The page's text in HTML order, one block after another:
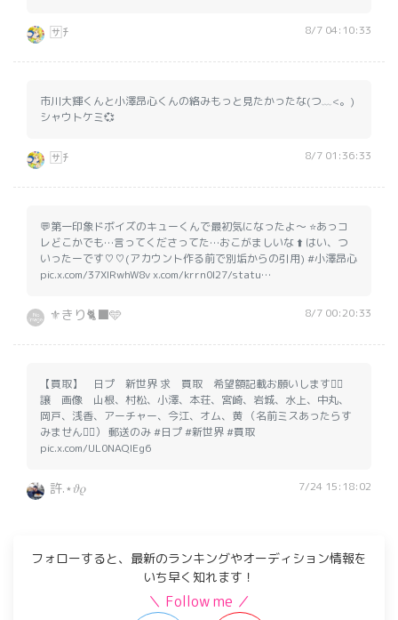
🈂️ﾁ 8/7 04:10:33
市川大輝くんと小澤昂心くんの絡みもっと見たかったな(つ﹏<。)
シャウトケミ💞
🈂️ﾁ 8/7 01:36:33
💬第一印象ドボイズのキューくんで最初気になったよ〜 ⭐️あっコ
レどこかでも…言ってくださってた…おこがましいな ⬆️ はい、つ
いったーです♡♡(アカウント作る前で別垢からの引用) #小澤昂心
pic.x.com/37XIRwhW8v x.com/krrn0l27/statu…
⚜️きり🐈‍⬛🩵 8/7 00:20:33
【買取】 日プ 新世界 求 買取 希望額記載お願いします🙇‍♀️
譲 画像 山根、村松、小澤、本荘、宮崎、岩城、水上、中丸、
岡戸、浅香、アーチャー、今江、オム、黄 （名前ミスあったらす
みません🙇‍♀️） 郵送のみ #日プ #新世界 #買取
pic.x.com/UL0NAQIEg6
許.⋆𝜗𝜚 7/24 15:18:02
フォローすると、最新のランキングやオーディション情報を
いち早く知れます！
＼ Follow me ／